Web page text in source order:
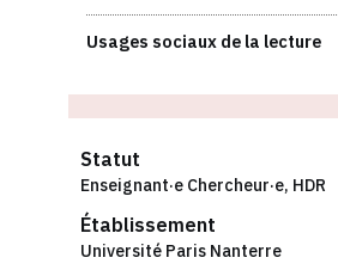
Usages sociaux de la lecture
Statut
Enseignant·e Chercheur·e, HDR
Établissement
Université Paris Nanterre